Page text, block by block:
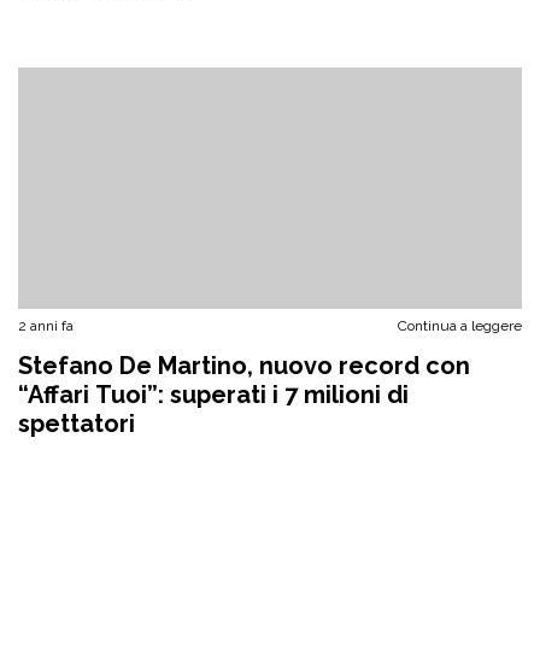
2 anni fa Continua a leggere
Stefano De Martino, nuovo record con
“Affari Tuoi”: superati i 7 milioni di
spettatori